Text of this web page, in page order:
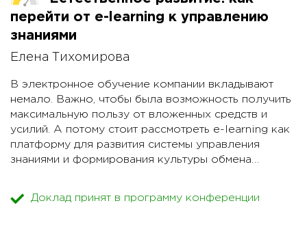
перейти от e-learning к управлению
знаниями
Елена Тихомирова
В электронное обучение компании вкладывают
немало. Важно, чтобы была возможность получить
максимальную пользу от вложенных средств и
усилий. А потому стоит рассмотреть e-learning как
платформу для развития системы управления
знаниями и формирования культуры обмена
- Какие инструменты e-learning идентичны
Доклад принят в программу конференции